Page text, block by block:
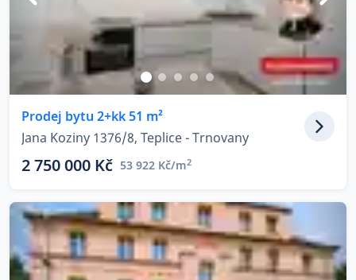
Prodej bytu 2+kk 51 m²
Jana Koziny 1376/8, Teplice - Trnovany
2 750 000 Kč 53 922 Kč/m2